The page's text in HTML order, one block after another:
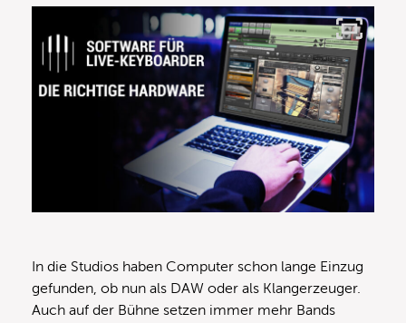
In die Studios haben Computer schon lange Einzug
gefunden, ob nun als DAW oder als Klangerzeuger.
Auch auf der Bühne setzen immer mehr Bands